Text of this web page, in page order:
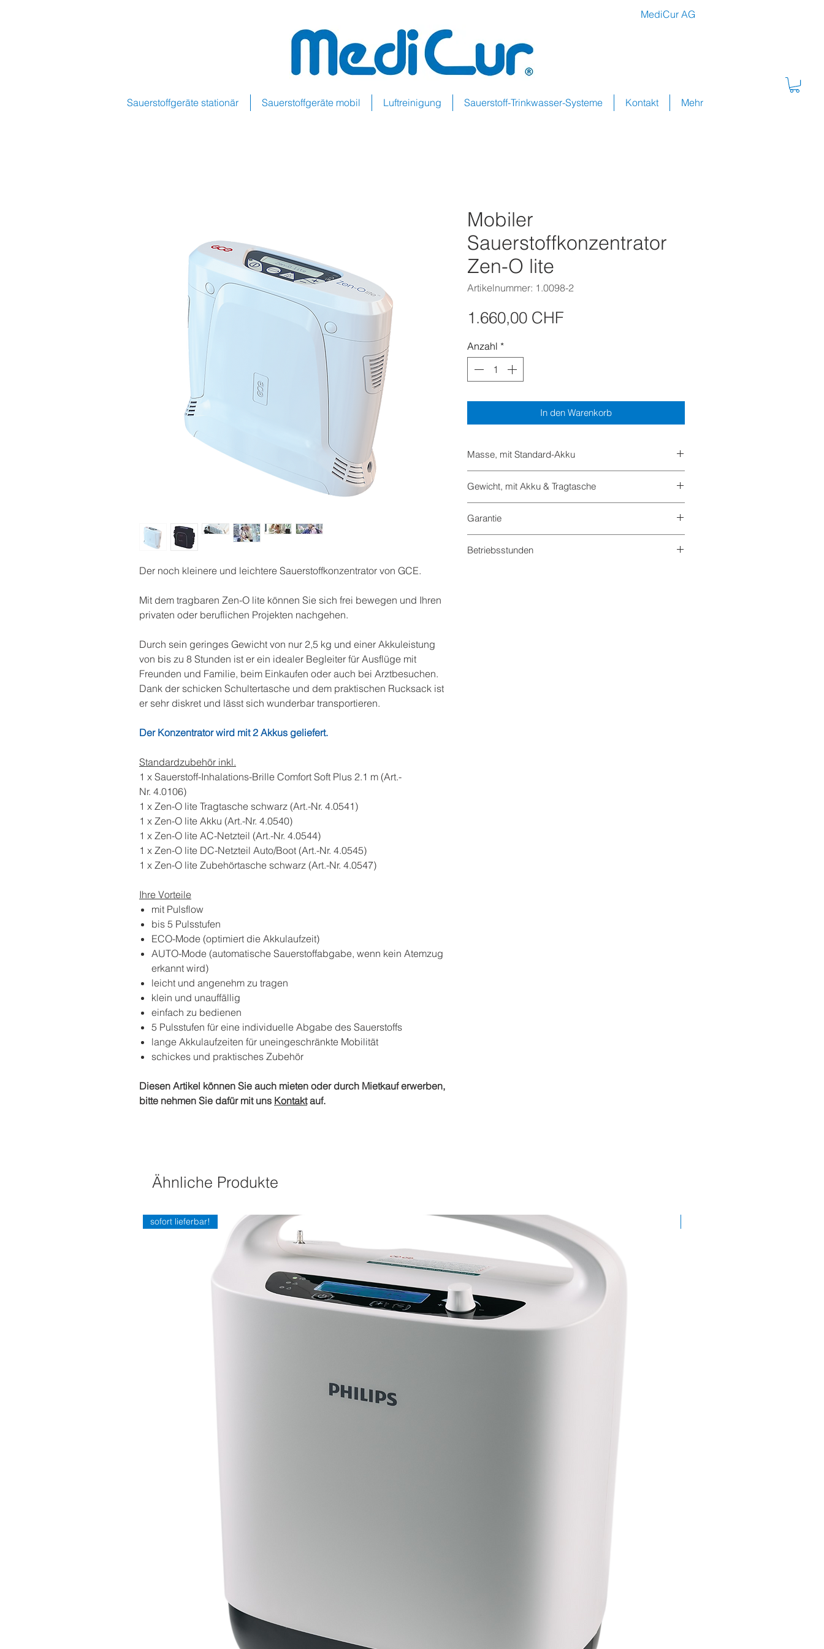
Sauerstoffgeräte stationär Sauerstoffgeräte mobil Luftreinigung Sauerstoff-Trinkwasser-Systeme Kontakt Mehr
MediCur AG
Der noch kleinere und leichtere Sauerstoffkonzentrator von GCE.
Mit dem tragbaren Zen-O lite können Sie sich frei bewegen und Ihren
privaten oder beruflichen Projekten nachgehen.
Durch sein geringes Gewicht von nur 2,5 kg und einer Akkuleistung
von bis zu 8 Stunden ist er ein idealer Begleiter für Ausflüge mit
Freunden und Familie, beim Einkaufen oder auch bei Arztbesuchen.
Dank der schicken Schultertasche und dem praktischen Rucksack ist
er sehr diskret und lässt sich wunderbar transportieren.
Der Konzentrator wird mit 2 Akkus geliefert.
Standardzubehör inkl.
1 x Sauerstoff-Inhalations-Brille Comfort Soft Plus 2.1 m (Art.-
Nr. 4.0106)
1 x Zen-O lite Tragtasche schwarz (Art.-Nr. 4.0541)
1 x Zen-O lite Akku (Art.-Nr. 4.0540)
1 x Zen-O lite AC-Netzteil (Art.-Nr. 4.0544)
1 x Zen-O lite DC-Netzteil Auto/Boot (Art.-Nr. 4.0545)
1 x Zen-O lite Zubehörtasche schwarz (Art.-Nr. 4.0547)
Ihre Vorteile
mit Pulsflow
bis 5 Pulsstufen
ECO-Mode (optimiert die Akkulaufzeit)
AUTO-Mode (automatische Sauerstoffabgabe, wenn kein Atemzug
erkannt wird)
leicht und angenehm zu tragen
klein und unauffällig
einfach zu bedienen
5 Pulsstufen für eine individuelle Abgabe des Sauerstoffs
lange Akkulaufzeiten für uneingeschränkte Mobilität
schickes und praktisches Zubehör
Diesen Artikel können Sie auch mieten oder durch Mietkauf erwerben,
bitte nehmen Sie dafür mit uns Kontaktauf.
Mobiler
Sauerstoffkonzentrator
Zen-O lite
Artikelnummer: 1.0098-2
1.660,00 CHFPreis
Anzahl *
In den Warenkorb
Masse, mit Standard-Akku
Breite: 24.9 cm
Tiefe: 9.7 cm
Gewicht, mit Akku & Tragtasche
Garantie
Betriebsstunden
Ähnliche Produkte
sofort lieferbar!